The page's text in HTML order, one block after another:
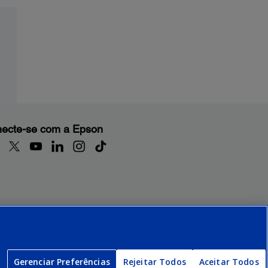
se com a Epson
Gerenciar Preferências Rejeitar Todos Aceitar Todos